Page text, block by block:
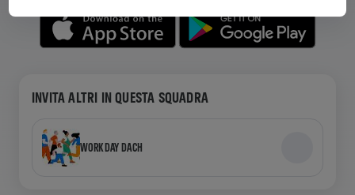
INVITA ALTRI IN QUESTA SQUADRA
WORKDAY DACH